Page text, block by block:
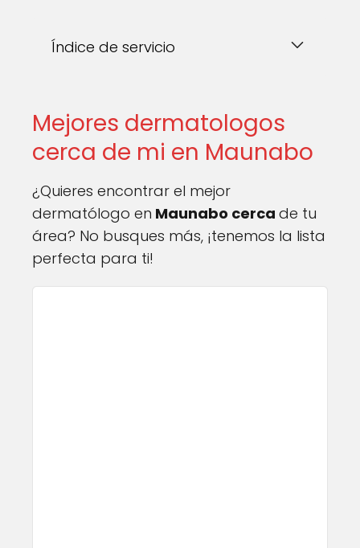
Índice de servicio
Mejores dermatologos
cerca de mi en Maunabo
¿Quieres encontrar el mejor
dermatólogo en Maunabo cerca de tu
área? No busques más, ¡tenemos la lista
perfecta para ti!